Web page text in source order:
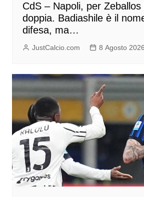
CdS – Napoli, per
doppia. Badiashile è il
difesa, ma…
JustCalcio.com 8 Agosto 2026